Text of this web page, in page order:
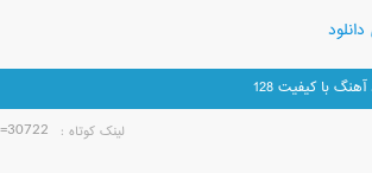
آهنگ با کیفیت 128
لینک کوتاه‌ :